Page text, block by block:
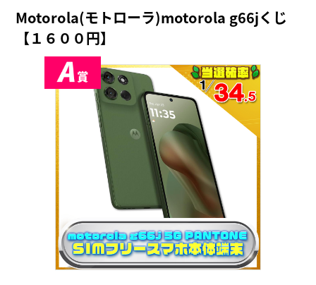
Motorola(モトローラ)motorola g66jくじ
【１６００円】